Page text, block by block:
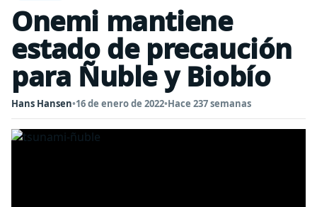
Onemi mantiene
estado de precaución
para Ñuble y Biobío
Hans Hansen•16 de enero de 2022•Hace 237 semanas